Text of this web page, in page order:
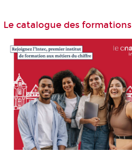
Le catalogue des formations